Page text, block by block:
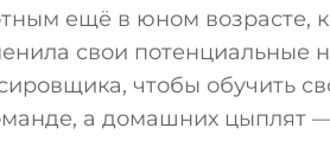
ещё в юном возрасте,
свои потенциальные
чтобы обучить
а домашних цыплят